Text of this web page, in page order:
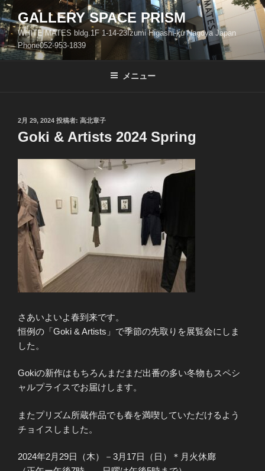
コ
ン
テ
ン
ツ
GALLERY SPACE PRISM
WHITE MATES bldg.1F 1-14-23Izumi Higashi-ku Nagoya Japan
Phone052-953-1839
メニュー
投
稿
日:
2月 29, 2024 投稿者: 高北章子
Goki & Artists 2024 Spring
さあいよいよ春到来です。
恒例の「Goki & Artists」で季節の先取りを展覧会にしま
した。
Gokiの新作はもちろんまだまだ出番の多い冬物もスペシ
ャルプライスでお届けします。
またプリズム所蔵作品でも春を満喫していただけるよう
チョイスしました。
2024年2月29日（木）－3月17日（日）＊月火休廊